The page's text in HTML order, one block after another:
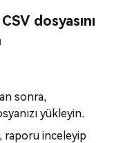
dosyasını
sonra,
yükleyin.
raporu inceleyip